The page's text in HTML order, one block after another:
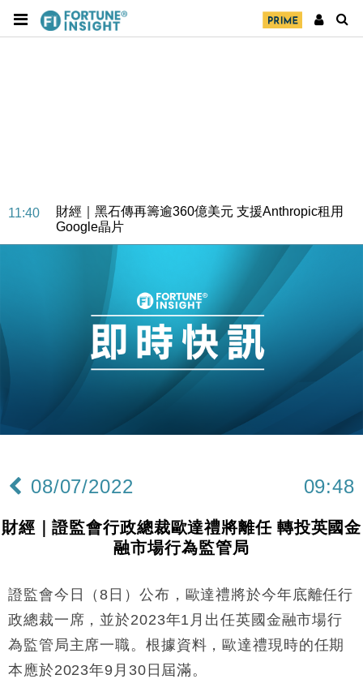
11:40
財經｜黑石傳再籌逾360億美元 支援Anthropic租用
Google晶片
財經｜美商務部擬擴大金屬關稅範圍 14類產品或加徵
本地｜新世界K11 9月升級會員制度 增鉑金卡級別鎖
定高消費客群
財經｜本港6月零售額連升14個月 珠寶鐘錶銷售升勢
16:33
財經｜滙控重啟最多10億美元回購 派息比率目標維持
財經｜SHEIN傳最快8月中招股 估值料降至400億美
14:50
地產｜大酒店中期轉賺2300萬元 斥21億翻新香港及
13:12
國際｜特朗普赴洛杉磯高球場活動前 男子攜槍彈被捕
手
11:40
財經｜黑石傳再籌逾360億美元 支援Anthropic租用
25%
08/07/2022 09:48
財經｜證監會行政總裁歐達禮將離任 轉投英國金
融市場行為監管局
證監會今日（8日）公布，歐達禮將於今年底離任行
政總裁一席，並於2023年1月出任英國金融市場行
為監管局主席一職。根據資料，歐達禮現時的任期
本應於2023年9月30日屆滿。